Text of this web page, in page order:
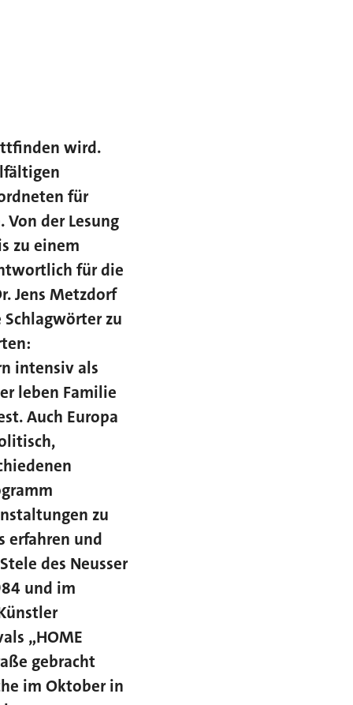
wird.
für
der Lesung
zu einem
für die
Jens Metzdorf
zu
intensiv als
leben Familie
Auch Europa
zu
erfahren und
des Neusser
und im
„HOME
gebracht
im Oktober in